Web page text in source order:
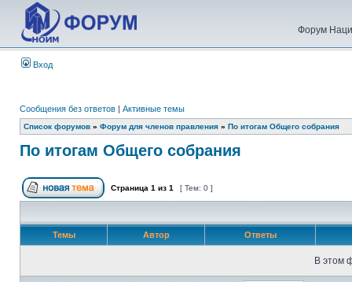
Форум
Вход
Сообщения без ответов | Активные темы
Список форумов » Форум для членов правления » По итогам Общего собрания
По итогам Общего собрания
Страница 1 из 1 [ Тем: 0 ]
Темы Автор Ответы
В этом